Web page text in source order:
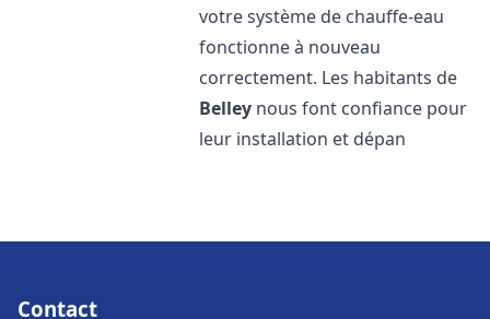
votre système de chauffe-eau
fonctionne à nouveau
correctement. Les habitants de
Belley nous font confiance pour
leur installation et dépan
Contact